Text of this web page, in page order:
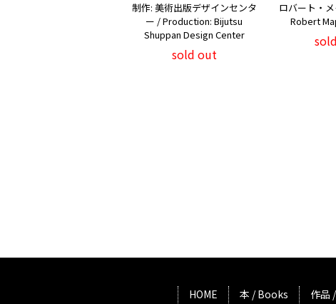
制作: 美術出版デザインセンタ
ー / Production: Bijutsu
Shuppan Design Center
sold out
ロバート・
Robert
HOME 本 / Books 作品